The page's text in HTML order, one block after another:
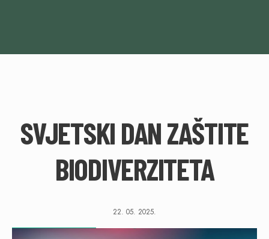
SVJETSKI DAN ZAŠTITE
BIODIVERZITETA
22. 05. 2025.